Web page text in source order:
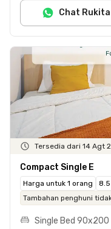
Chat Rukita
Tersedia dari 14 Agt
Compact Single E
Harga untuk 1 orang
8.5
Tambahan penghuni
Single Bed 90x200